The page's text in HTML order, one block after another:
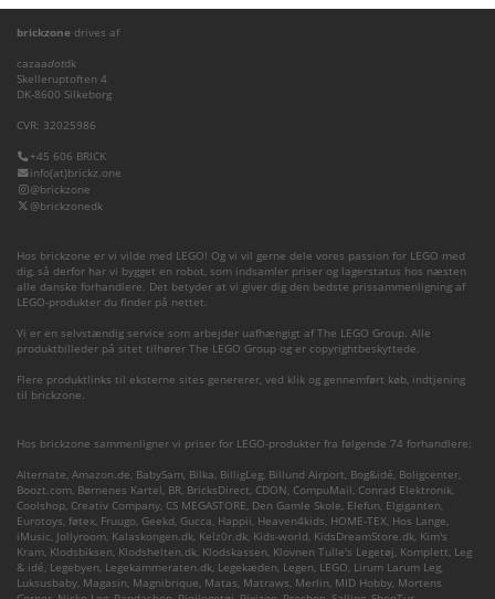
brickzone drives af
cazaadotdk
Skelleruptoften 4
DK-8600 Silkeborg
CVR: 32025986
+45 606 BRICK
info(at)brickz.one
@brickzone
@brickzonedk
Hos brickzone er vi vilde med LEGO! Og vi vil gerne dele vores passion for LEGO med
dig, så derfor har vi bygget en robot, som indsamler priser og lagerstatus hos næsten
alle danske forhandlere. Det betyder at vi giver dig den bedste prissammenligning af
LEGO-produkter du finder på nettet.
Vi er en selvstændig service som arbejder uafhængigt af The LEGO Group. Alle
produktbilleder på sitet tilhører The LEGO Group og er copyrightbeskyttede.
Flere produktlinks til eksterne sites genererer, ved klik og gennemført køb, indtjening
til brickzone.
Hos brickzone sammenligner vi priser for LEGO-produkter fra følgende 74 forhandlere:
Alternate, Amazon.de, BabySam, Bilka, BilligLeg, Billund Airport, Bog&idé, Boligcenter,
Boozt.com, Børnenes Kartel, BR, BricksDirect, CDON, CompuMail, Conrad Elektronik,
Coolshop, Creativ Company, CS MEGASTORE, Den Gamle Skole, Elefun, Elgiganten,
Eurotoys, føtex, Fruugo, Geekd, Gucca, Happii, Heaven4kids, HOME-TEX, Hos Lange,
iMusic, Jollyroom, Kalaskongen.dk, Kelz0r.dk, Kids-world, KidsDreamStore.dk, Kim's
Kram, Klodsbiksen, Klodshelten.dk, Klodskassen, Klovnen Tulle's Legetøj, Komplett, Leg
& idé, Legebyen, Legekammeraten.dk, Legekæden, Legen, LEGO, Lirum Larum Leg,
Luksusbaby, Magasin, Magnibrique, Matas, Matraws, Merlin, MID Hobby, Mortens